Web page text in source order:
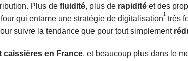
Plus de fluidité, plus de rapidité et des
qui entame une stratégie de digitalisation1 très
suivre la tendance que pour tout simplement
caissières en France, et beaucoup plus dans le